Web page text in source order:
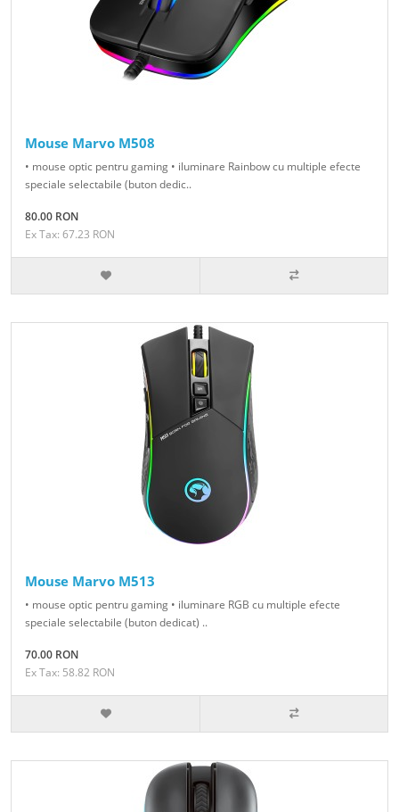
Mouse Marvo M508
• mouse optic pentru gaming • iluminare Rainbow cu multiple efecte
speciale selectabile (buton dedic..
80.00 RON
Ex Tax: 67.23 RON
Mouse Marvo M513
• mouse optic pentru gaming • iluminare RGB cu multiple efecte
speciale selectabile (buton dedicat) ..
70.00 RON
Ex Tax: 58.82 RON